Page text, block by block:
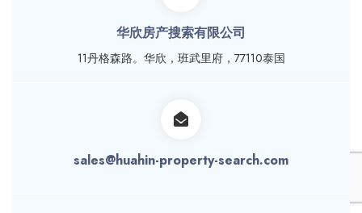
华欣房产搜索有限公司
11丹格森路。华欣，班武里府，77110泰国
sales@huahin-property-search.com